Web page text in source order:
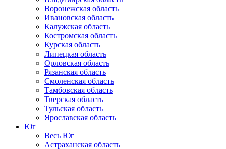
Воронежская область
Ивановская область
Калужская область
Костромская область
Курская область
Липецкая область
Орловская область
Рязанская область
Смоленская область
Тамбовская область
Тверская область
Тульская область
Ярославская область
Юг
Весь Юг
Астраханская область